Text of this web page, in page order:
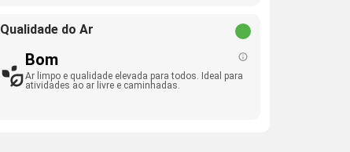
Qualidade do Ar
Bom
Ar limpo e qualidade elevada para todos. Ideal para
atividades ao ar livre e caminhadas.